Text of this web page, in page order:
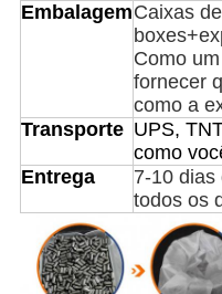
EmbalagemCaixas
Como
fornecer
como a
Transporte UPS,
como
Entrega
7-10 dias
todos os